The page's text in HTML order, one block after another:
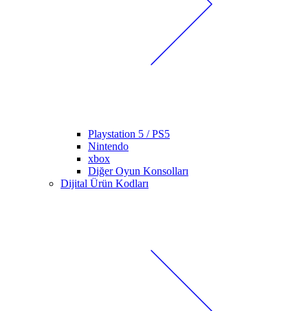
Playstation 5 / PS5
Nintendo
xbox
Diğer Oyun Konsolları
Dijital Ürün Kodları